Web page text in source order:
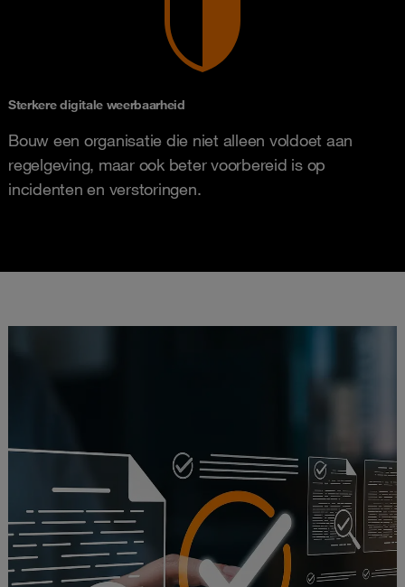
Sterkere digitale weerbaarheid
Bouw een organisatie die niet alleen voldoet aan
regelgeving, maar ook beter voorbereid is op
incidenten en verstoringen.